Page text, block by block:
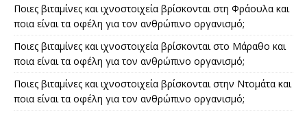
Ποιες βιταμίνες και ιχνοστοιχεία βρίσκονται στη Φράουλα και
ποια είναι τα οφέλη για τον ανθρώπινο οργανισμό;
Ποιες βιταμίνες και ιχνοστοιχεία βρίσκονται στο Μάραθο και
ποια είναι τα οφέλη για τον ανθρώπινο οργανισμό;
Ποιες βιταμίνες και ιχνοστοιχεία βρίσκονται στην Ντομάτα και
ποια είναι τα οφέλη για τον ανθρώπινο οργανισμό;